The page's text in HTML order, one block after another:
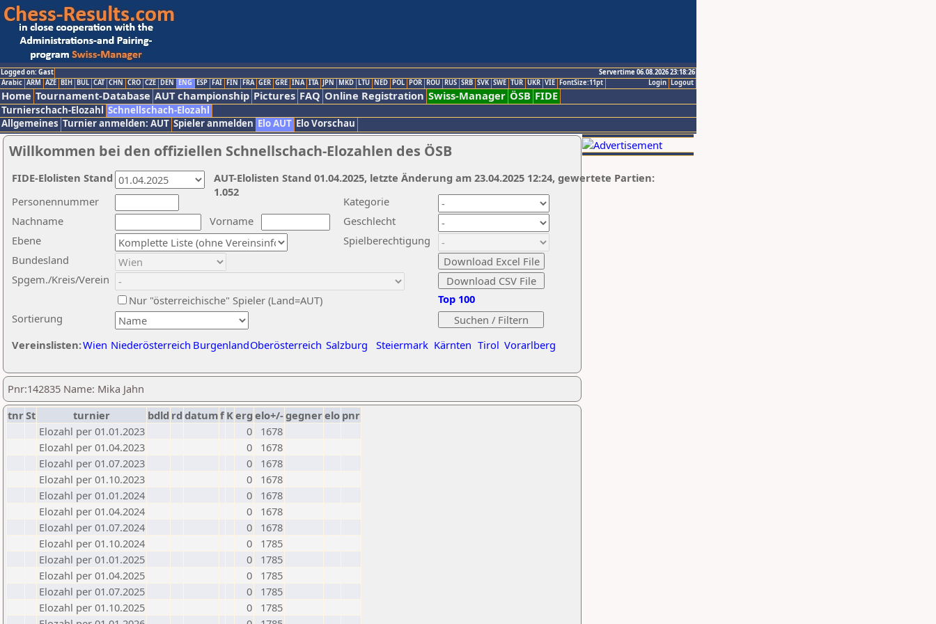
Logged on: Gast
Servertime 06.08.2026 23:18:26
Logout
Login
Arabic ARM AZE BIH BUL CAT CHN CRO CZE DEN ENG ESP FAI FIN FRA GER GRE INA ITA JPN MKD LTU NED POL POR ROU RUS SRB SVK SWE TUR UKR VIE FontSize:11pt
Home Tournament-Database AUT championship Pictures FAQ Online Registration Swiss-Manager ÖSB FIDE
Turnierschach-Elozahl Schnellschach-Elozahl
Allgemeines Turnier anmelden: AUT Spieler anmelden Elo AUT Elo Vorschau
Willkommen bei den offiziellen Schnellschach-Elozahlen des ÖSB
Nachname
Vorname
Ebene
Kategorie
Sortierung
Personennummer
Bundesland
Spgem./Kreis/Verein
Geschlecht
Nur "österreichische" Spieler (Land=AUT)
Spielberechtigung
Vereinslisten:Wien Niederösterreich BurgenlandOberösterreich Salzburg Steiermark Kärnten Tirol Vorarlberg
Top 100
AUT-Elolisten Stand 01.04.2025, letzte Änderung am 23.04.2025 12:24, gewertete Partien:
1.052
FIDE-Elolisten Stand
Pnr:142835 Name: Mika Jahn
tnrSt turnier bdld rd datumf Kerg elo+/-gegnerelo pnr
Elozahl per 01.01.2023
0
1678
Elozahl per 01.04.2023
0
1678
Elozahl per 01.07.2023
0
1678
Elozahl per 01.10.2023
0
1678
Elozahl per 01.01.2024
0
1678
Elozahl per 01.04.2024
0
1678
Elozahl per 01.07.2024
0
1678
Elozahl per 01.10.2024
0
1785
Elozahl per 01.01.2025
0
1785
Elozahl per 01.04.2025
0
1785
Elozahl per 01.07.2025
0
1785
Elozahl per 01.10.2025
0
1785